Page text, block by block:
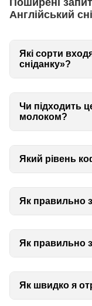
Англійський
Які сорти
сніданку»?
Чи підходить
молоком?
Який рівень
Як правильно
Як правильно
Як швидко я